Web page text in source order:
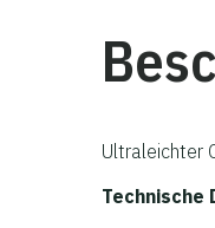
Ultraleichter
Technische